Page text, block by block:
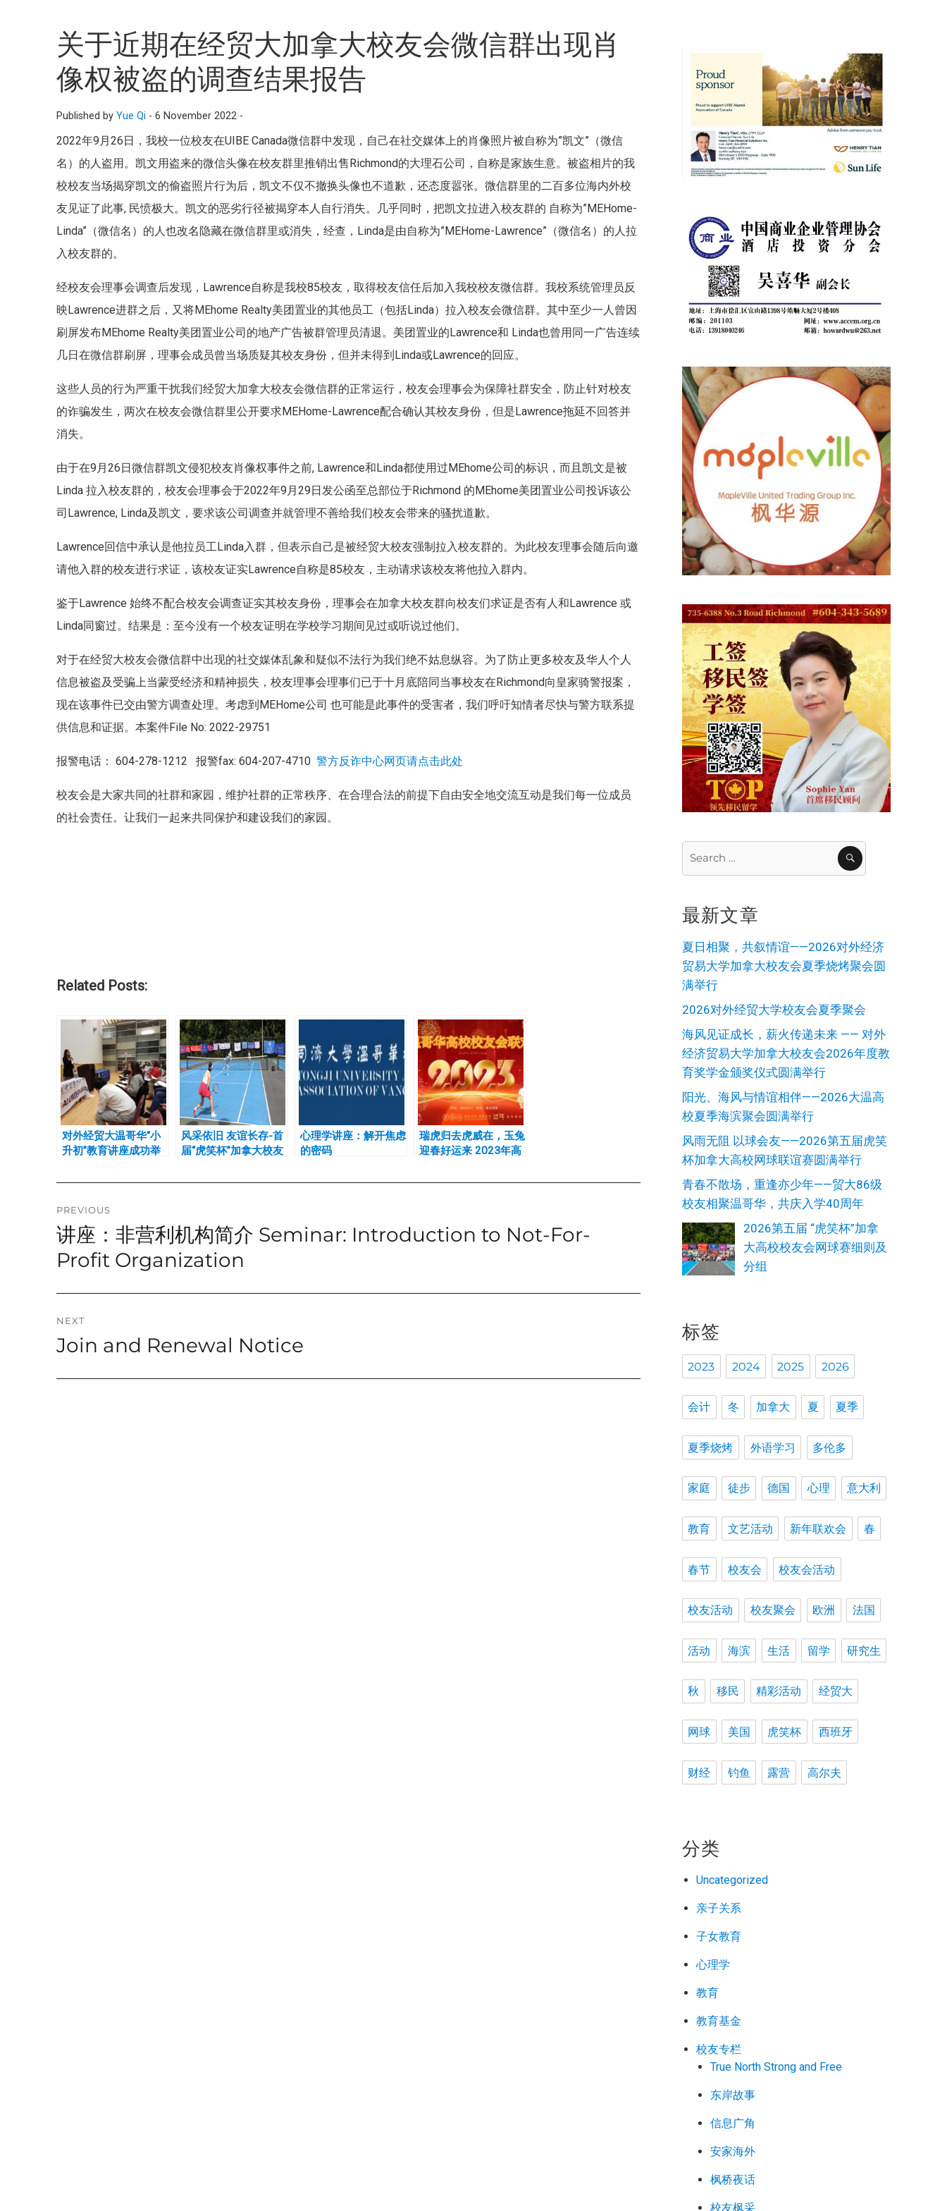
关于近期在经贸大加拿大校友会微信群出现肖
像权被盗的调查结果报告
Published byYue Qi -6 November 2022 -
2022年9月26日，我校一位校友在UIBE Canada微信群中发现，自己在社交媒体上的肖像照片被自称为”凯文”（微信
名）的人盗用。凯文用盗来的微信头像在校友群里推销出售Richmond的大理石公司，自称是家族生意。被盗相片的我
校校友当场揭穿凯文的偷盗照片行为后，凯文不仅不撤换头像也不道歉，还态度嚣张。微信群里的二百多位海内外校
友见证了此事, 民愤极大。凯文的恶劣行径被揭穿本人自行消失。几乎同时，把凯文拉进入校友群的 自称为”MEHome-
Linda”（微信名）的人也改名隐藏在微信群里或消失，经查，Linda是由自称为”MEHome-Lawrence”（微信名）的人拉
入校友群的。
经校友会理事会调查后发现，Lawrence自称是我校85校友，取得校友信任后加入我校校友微信群。我校系统管理员反
映Lawrence进群之后，又将MEhome Realty美团置业的其他员工（包括Linda）拉入校友会微信群。其中至少一人曾因
刷屏发布MEhome Realty美团置业公司的地产广告被群管理员清退。美团置业的Lawrence和 Linda也曾用同一广告连续
几日在微信群刷屏，理事会成员曾当场质疑其校友身份，但并未得到Linda或Lawrence的回应。
这些人员的行为严重干扰我们经贸大加拿大校友会微信群的正常运行，校友会理事会为保障社群安全，防止针对校友
的诈骗发生，两次在校友会微信群里公开要求MEHome-Lawrence配合确认其校友身份，但是Lawrence拖延不回答并
消失。
由于在9月26日微信群凯文侵犯校友肖像权事件之前, Lawrence和Linda都使用过MEhome公司的标识，而且凯文是被
Linda 拉入校友群的，校友会理事会于2022年9月29日发公函至总部位于Richmond 的MEhome美团置业公司投诉该公
司Lawrence, Linda及凯文，要求该公司调查并就管理不善给我们校友会带来的骚扰道歉。
Lawrence回信中承认是他拉员工Linda入群，但表示自己是被经贸大校友强制拉入校友群的。为此校友理事会随后向邀
请他入群的校友进行求证，该校友证实Lawrence自称是85校友，主动请求该校友将他拉入群内。
鉴于Lawrence 始终不配合校友会调查证实其校友身份，理事会在加拿大校友群向校友们求证是否有人和Lawrence 或
Linda同窗过。结果是：至今没有一个校友证明在学校学习期间见过或听说过他们。
对于在经贸大校友会微信群中出现的社交媒体乱象和疑似不法行为我们绝不姑息纵容。为了防止更多校友及华人个人
信息被盗及受骗上当蒙受经济和精神损失，校友理事会理事们已于十月底陪同当事校友在Richmond向皇家骑警报案，
现在该事件已交由警方调查处理。考虑到MEHome公司 也可能是此事件的受害者，我们呼吁知情者尽快与警方联系提
供信息和证据。本案件File No: 2022-29751
报警电话： 604-278-1212 报警fax: 604-207-4710警方反诈中心网页请点击此处
校友会是大家共同的社群和家园，维护社群的正常秩序、在合理合法的前提下自由安全地交流互动是我们每一位成员
的社会责任。让我们一起来共同保护和建设我们的家园。
Related Posts:
对外经贸大温哥华“小
升初”教育讲座成功举
风采依旧 友谊长存-首
届“虎笑杯”加拿大校友
心理学讲座：解开焦虑
的密码
瑞虎归去虎威在，玉兔
迎春好运来 2023年高
Post
navigation
PREVIOUS
Previous
post:
讲座：非营利机构简介 Seminar: Introduction to Not-For-
Profit Organization
NEXT
Next
Join and Renewal Notice
SEARCH
最新文章
夏日相聚，共叙情谊——2026对外经济
贸易大学加拿大校友会夏季烧烤聚会圆
满举行
2026对外经贸大学校友会夏季聚会
海风见证成长，薪火传递未来 —— 对外
经济贸易大学加拿大校友会2026年度教
育奖学金颁奖仪式圆满举行
阳光、海风与情谊相伴——2026大温高
校夏季海滨聚会圆满举行
风雨无阻 以球会友——2026第五届虎笑
杯加拿大高校网球联谊赛圆满举行
青春不散场，重逢亦少年——贸大86级
校友相聚温哥华，共庆入学40周年
2026第五届 “虎笑杯”加拿
大高校校友会网球赛细则及
分组
标签
2023 2024 2025 2026
会计 冬 加拿大 夏 夏季
夏季烧烤 外语学习 多伦多
家庭 徒步 德国 心理 意大利
教育 文艺活动 新年联欢会 春
春节 校友会 校友会活动
校友活动 校友聚会 欧洲 法国
活动 海滨 生活 留学 研究生
秋 移民 精彩活动 经贸大
网球 美国 虎笑杯 西班牙
财经 钓鱼 露营 高尔夫
分类
Uncategorized
亲子关系
子女教育
心理学
教育
教育基金
校友专栏
True North Strong and Free
东岸故事
信息广角
安家海外
枫桥夜话
校友枫采